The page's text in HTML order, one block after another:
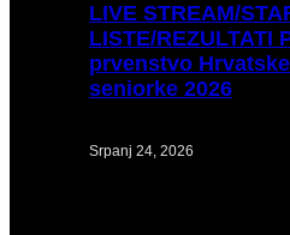
LIVE STREAM/
LISTE/REZULTATI
prvenstvo
seniorke 2026
Srpanj 24, 2026